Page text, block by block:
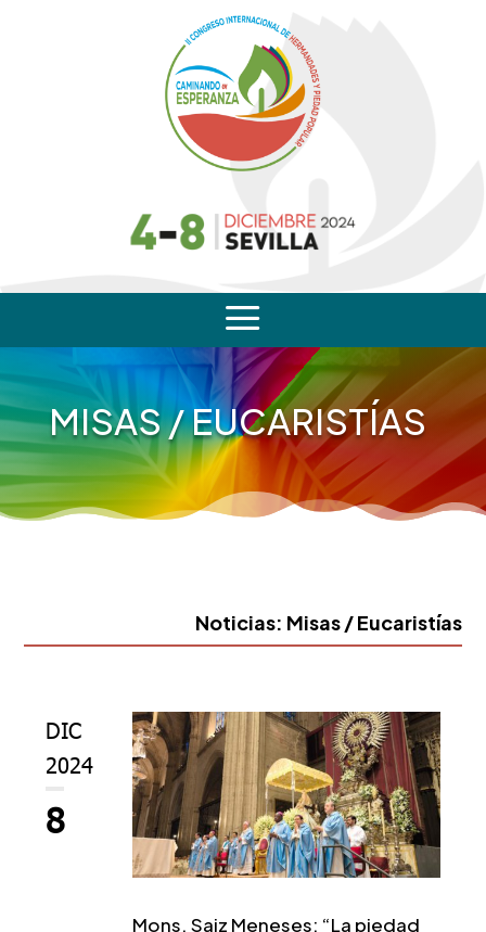
a
MISAS / EUCARISTÍAS
Noticias: Misas / Eucaristías
DIC
2024
8
Mons. Saiz Meneses: “La piedad